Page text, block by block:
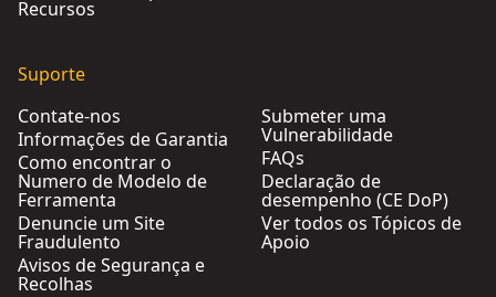
Recursos
Suporte
Contate-nos
Informações de Garantia
Como encontrar o
Numero de Modelo de
Ferramenta
Denuncie um Site
Fraudulento
Avisos de Segurança e
Recolhas
Submeter uma
Vulnerabilidade
FAQs
Declaração de
desempenho (CE DoP)
Ver todos os Tópicos de
Apoio